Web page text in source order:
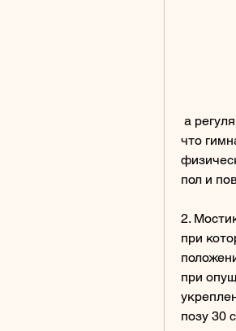
что
пол и
2.
при
при
позу 30